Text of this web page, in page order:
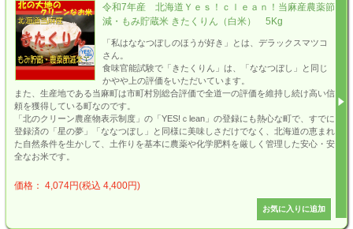
令和7年産 北海道Ｙｅｓ！ｃｌｅａｎ！当麻産農薬節
減・もみ貯蔵米 きたくりん（白米） 5Kg
「私はななつぼしのほうが好き」とは、デラックスマツコ
さん。
食味官能試験で「きたくりん」は、「ななつぼし」と同じ
かやや上の評価をいただいています。
また、生産地である当麻町は市町村別総合評価で全道一の評価を維持し続け高い信
頼を獲得している町なのです。
「北のクリーン農産物表示制度」の「YES!ｃlean」の登録にも熱心な町で、すでに
登録済の「星の夢」「ななつぼし」と同様に美味しさだけでなく、北海道の恵まれ
た自然条件を生かして、土作りを基本に農薬や化学肥料を厳しく管理した安心・安
全なお米です。
価格： 4,074円(税込 4,400円)